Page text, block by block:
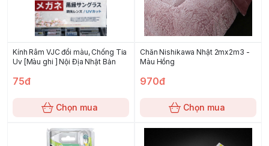
Kính Râm VJC đổi màu, Chống Tia
Uv [Màu ghi ] Nội Địa Nhật Bản
75đ
Chọn mua
Chăn Nishikawa Nhật 2mx2m3 -
Màu Hồng
970đ
Chọn mua